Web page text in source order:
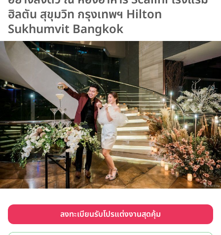
ฮิลตัน สุขุมวิท กรุงเทพฯ Hilton
Sukhumvit Bangkok
ลงทะเบียนรับโปรแต่งงานสุดคุ้ม